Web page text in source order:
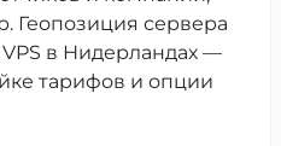
Геопозиция сервера
VPS в Нидерландах —
тарифов и опции